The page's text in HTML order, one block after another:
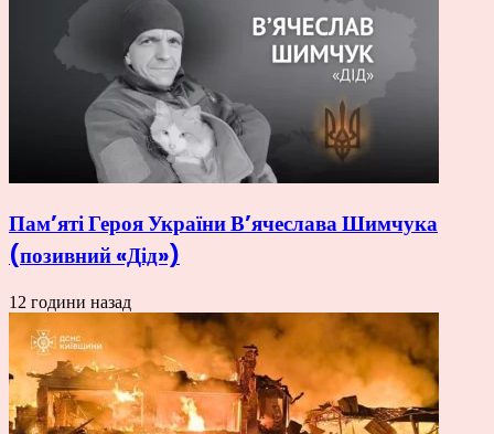
Пам’яті Героя України В’ячеслава Шимчука
(позивний «Дід»)
12 години назад